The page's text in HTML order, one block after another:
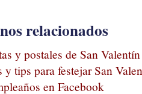
relacionados
y postales de San
y tips para festejar San
en Facebook